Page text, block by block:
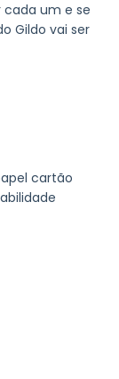
um e se
Gildo vai ser
cartão